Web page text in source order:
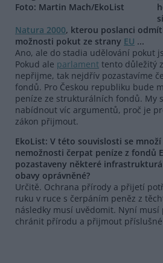
Foto: Martin Mach/EkoList
Natura 2000, kterou poslanci
možnosti pokut ze strany EU ...
Ano, ale do stadia udělování pokut
Pokud ale parlament tento důležitý
nepřijme, tak nejdřív pozastavíme
fondů. Pro Českou republiku bude
peníze ze strukturálních fondů. My
nabídnout víc argumentů, proč je
zákon přijmout.
EkoList: V této souvislosti se
nemožnosti čerpat peníze z fondů
pozastaveny některé
obavy oprávněné?
Určitě. Ochrana přírody a přijetí
ruku v ruce s čerpáním peněz z
následky musí uvědomit. Nyní musí
chránit přírodu a přijmout příslušné